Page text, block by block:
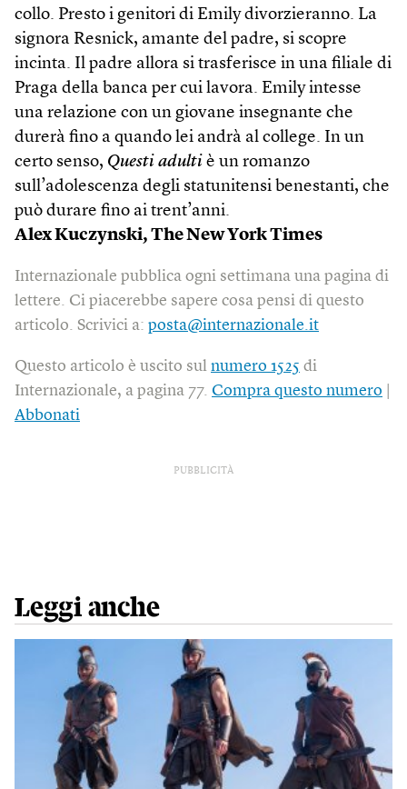
collo. Presto i genitori di Emily divorzieranno. La
signora Resnick, amante del padre, si scopre
incinta. Il padre allora si trasferisce in una filiale di
Praga della banca per cui lavora. Emily intesse
una relazione con un giovane insegnante che
durerà fino a quando lei andrà al college. In un
certo senso, Questi adulti è un romanzo
sull’adolescenza degli statunitensi benestanti, che
può durare fino ai trent’anni.
Alex Kuczynski, The New York Times
Internazionale pubblica ogni settimana una pagina di
lettere. Ci piacerebbe sapere cosa pensi di questo
articolo. Scrivici a: posta@internazionale.it
Questo articolo è uscito sul numero 1525 di
Internazionale, a pagina 77. Compra questo numero
Abbonati
PUBBLICITÀ
Leggi anche